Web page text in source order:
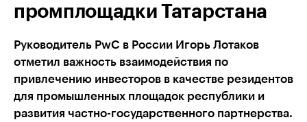
промплощадки Татарстана
Руководитель PwC в России Игорь Лотаков
отметил важность взаимодействия по
привлечению инвесторов в качестве резидентов
для промышленных площадок республики и
развития частно-государственного партнерства.